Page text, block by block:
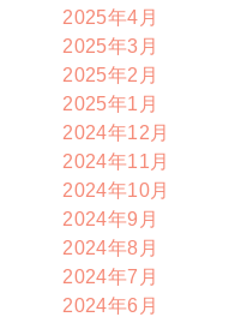
2025年4月
2025年3月
2025年2月
2025年1月
2024年12月
2024年11月
2024年10月
2024年9月
2024年8月
2024年7月
2024年6月